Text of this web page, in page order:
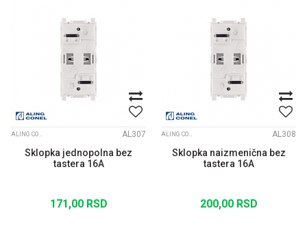
ALING CONEL MODULI EXPERIENCE AL307
Sklopka jednopolna bez
tastera 16A
171,00 RSD
ALING CONEL MODULI EXPERIENCE AL308
Sklopka naizmenična bez
tastera 16A
200,00 RSD